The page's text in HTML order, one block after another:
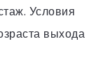
Условия
выхода